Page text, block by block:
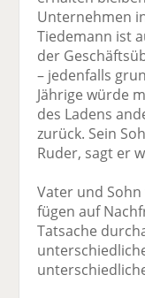
Unternehmen
Tiedemann ist
der
– jedenfalls
Jährige würde
des Ladens
zurück. Sein
Ruder, sagt er
Vater und
fügen auf
Tatsache